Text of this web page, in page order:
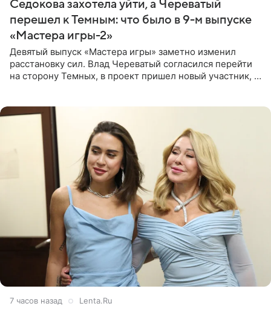
Седокова захотела уйти, а Череватый
перешел к Темным: что было в 9-м выпуске
«Мастера игры-2»
Девятый выпуск «Мастера игры» заметно изменил
расстановку сил. Влад Череватый согласился перейти
на сторону Темных, в проект пришел новый участник, а
7 часов назад Lenta.Ru